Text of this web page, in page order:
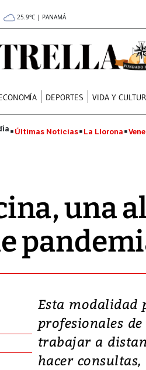
25.9°C | PANAMÁ
DEPORTES VIDA Y
Últimas Noticias La Llorona
una
Esta modalidad
profesionales
trabajar a
hacer
Video:
en